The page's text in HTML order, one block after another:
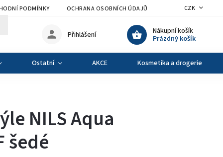
PODMÍNKY OCHRANA OSOBNÍCH ÚDAJŮ VÝMĚNA A VRÁCENÍ
CZK
Nákupní košík
Prázdný košík
Přihlášení
Ostatní AKCE Kosmetika a drogerie
NILS Aqua
šedé